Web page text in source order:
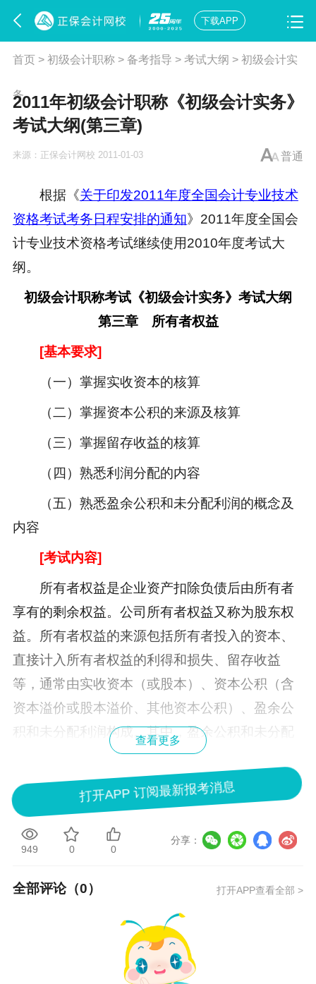
下载APP
首页> 初级会计职称> 备考指导 > 考试大纲 > 初级会计实
务
2011年初级会计职称《初级会计实务》
考试大纲(第三章)
普通
来源： 正保会计网校 2011-01-03
根据《关于印发2011年度全国会计专业技术
资格考试考务日程安排的通知》2011年度全国会
计专业技术资格考试继续使用2010年度考试大
纲。
初级会计职称考试《初级会计实务》考试大纲
第三章 所有者权益
[基本要求]
（一）掌握实收资本的核算
（二）掌握资本公积的来源及核算
（三）掌握留存收益的核算
（四）熟悉利润分配的内容
（五）熟悉盈余公积和未分配利润的概念及
内容
[考试内容]
所有者权益是企业资产扣除负债后由所有者
享有的剩余权益。公司所有者权益又称为股东权
益。所有者权益的来源包括所有者投入的资本、
直接计入所有者权益的利得和损失、留存收益
等，通常由实收资本（或股本）、资本公积（含
资本溢价或股本溢价、其他资本公积）、盈余公
积和未分配利润构成。其中，盈余公积和未分配
利润又合称为留存收益，反映企业历年实现的净
利润留存于企业的部分。
第一节 实收资本
一、实收资本的内容
约定，接受投资者投入企业的资本。实收资本的
构成比例或股东的股权比例，是确定所有者在企
业所有者权益中份额的基础，也是企业进行利润
或股利分配的主要依据。
查看更多
打开APP 订阅最新报考消息
949 0 0
分享：
全部评论（0） 打开APP查看全部 >